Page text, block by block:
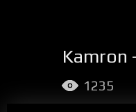
Kamron
1235